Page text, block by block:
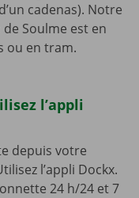
cadenas). Notre
Soulme est en
ou en tram.
l’appli
depuis votre
l’appli Dockx.
24 h/24 et 7